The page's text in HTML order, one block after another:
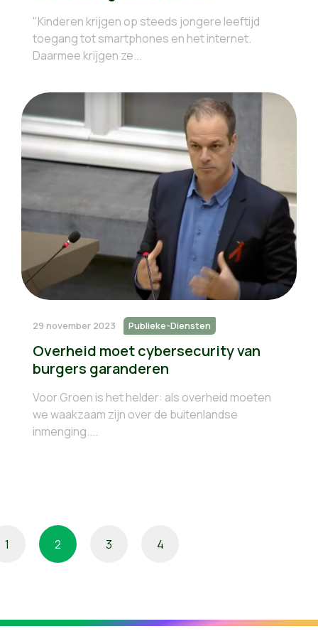
"Kinderen krijgen op steeds jongere leeftijd
toegang tot smartphones en het internet.
Daarmee krijgen ze...
29 november 2023 Publieke-Diensten
Overheid moet cybersecurity van
burgers garanderen
Voor Groen is het helder: als overheid moeten
we waakzaam zijn over de buitenlandse
inmenging....
1 2 3 4